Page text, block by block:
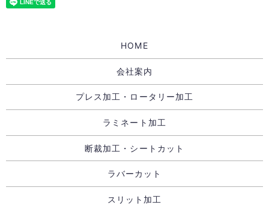
HOME
会社案内
プレス加工・ロータリー加工
ラミネート加工
断裁加工・シートカット
ラバーカット
スリット加工